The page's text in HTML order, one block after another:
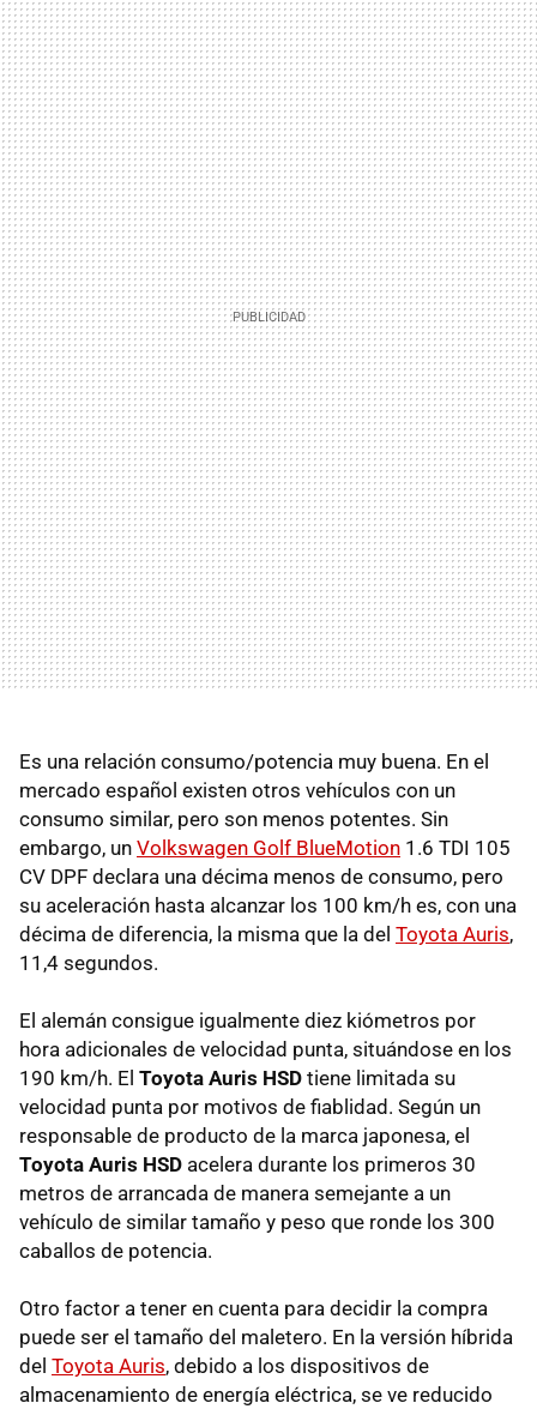
Es una relación consumo/potencia muy buena. En el
mercado español existen otros vehículos con un
consumo similar, pero son menos potentes. Sin
embargo, un Volkswagen Golf BlueMotion 1.6 TDI 105
CV DPF declara una décima menos de consumo, pero
su aceleración hasta alcanzar los 100 km/h es, con una
décima de diferencia, la misma que la del Toyota Auris,
11,4 segundos.
El alemán consigue igualmente diez kiómetros por
hora adicionales de velocidad punta, situándose en los
190 km/h. El Toyota Auris HSD tiene limitada su
velocidad punta por motivos de fiablidad. Según un
responsable de producto de la marca japonesa, el
Toyota Auris HSD acelera durante los primeros 30
metros de arrancada de manera semejante a un
vehículo de similar tamaño y peso que ronde los 300
caballos de potencia.
Otro factor a tener en cuenta para decidir la compra
puede ser el tamaño del maletero. En la versión híbrida
del Toyota Auris, debido a los dispositivos de
almacenamiento de energía eléctrica, se ve reducido